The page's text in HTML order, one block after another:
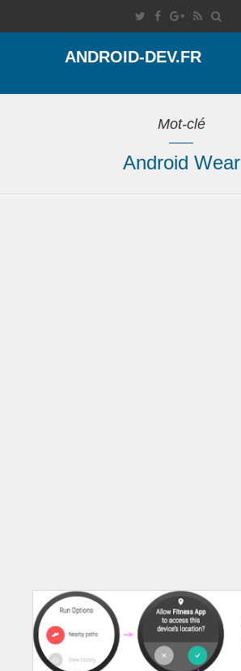
ANDROID-DEV.FR
Mot-clé
Android Wear